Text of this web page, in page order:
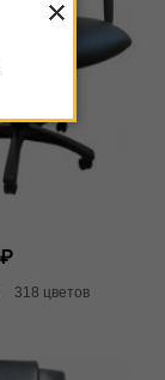
318 цветов